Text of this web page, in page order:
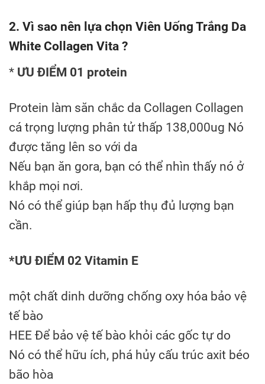
2. Vì sao nên lựa chọn Viên Uống Trắng Da
White Collagen Vita ?
* ƯU ĐIỂM 01 protein
Protein làm săn chắc da Collagen Collagen
cá trọng lượng phân tử thấp 138,000ug Nó
được tăng lên so với da
Nếu bạn ăn gora, bạn có thể nhìn thấy nó ở
khắp mọi nơi.
Nó có thể giúp bạn hấp thụ đủ lượng bạn
cần.
*ƯU ĐIỂM 02 Vitamin E
một chất dinh dưỡng chống oxy hóa bảo vệ
tế bào
HEE Để bảo vệ tế bào khỏi các gốc tự do
Nó có thể hữu ích, phá hủy cấu trúc axit béo
bão hòa